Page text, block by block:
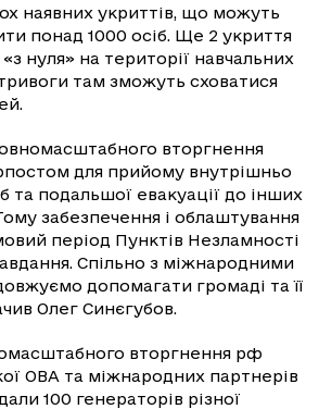
наявних укриттів, що можуть
понад 1000 осіб. Ще 2 укриття
нуля» на території навчальних
тривоги там зможуть сховатися
вторгнення
для прийому внутрішньо
та подальшої евакуації до інших
забезпечення і облаштування
період Пунктів Незламності
Спільно з міжнародними
допомагати громаді та її
Олег Синєгубов.
вторгнення рф
ОВА та міжнародних партнерів
100 генераторів різної